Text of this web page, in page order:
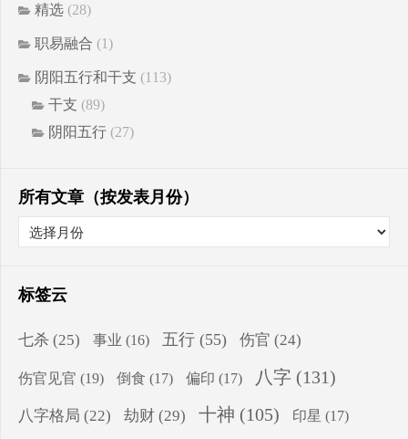
精选 (28)
职易融合 (1)
阴阳五行和干支 (113)
干支 (89)
阴阳五行 (27)
所有文章（按发表月份）
标签云
七杀 (25) 事业 (16) 五行 (55) 伤官 (24)
伤官见官 (19) 倒食 (17) 偏印 (17) 八字 (131)
八字格局 (22) 劫财 (29) 十神 (105) 印星 (17)